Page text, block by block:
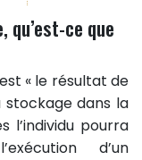
ce que
« le résultat de
stockage dans la
l’individu pourra
d’un